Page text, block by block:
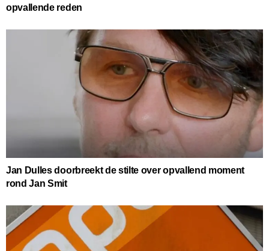
opvallende reden
Jan Dulles doorbreekt de stilte over opvallend moment
rond Jan Smit